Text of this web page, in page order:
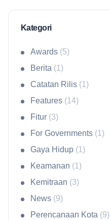
Kategori
Awards (5)
Berita (1)
Catatan Rilis (1)
Features (14)
Fitur (3)
For Governments (1)
Gaya Hidup (1)
Keamanan (1)
Kemitraan (3)
News (9)
Perencanaan Kota (9)